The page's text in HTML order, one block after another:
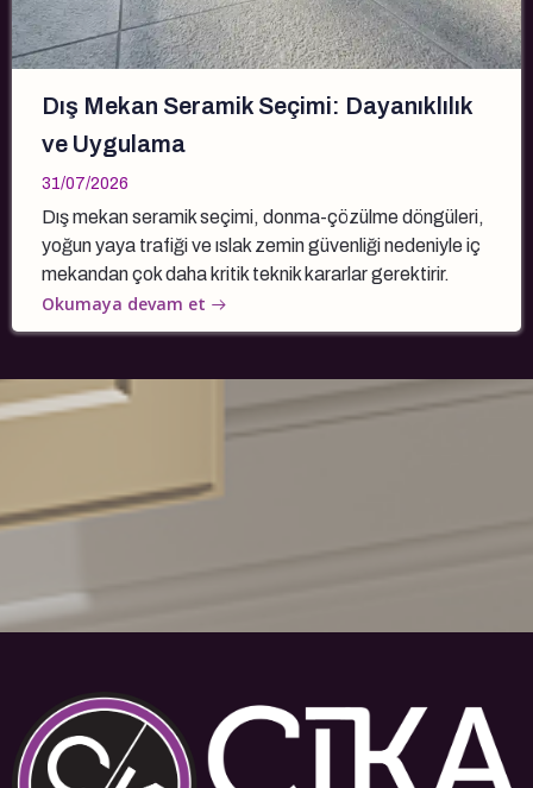
Dış Mekan Seramik Seçimi: Dayanıklılık
ve Uygulama
31/07/2026
Dış mekan seramik seçimi, donma-çözülme döngüleri,
yoğun yaya trafiği ve ıslak zemin güvenliği nedeniyle iç
mekandan çok daha kritik teknik kararlar gerektirir.
Okumaya devam et